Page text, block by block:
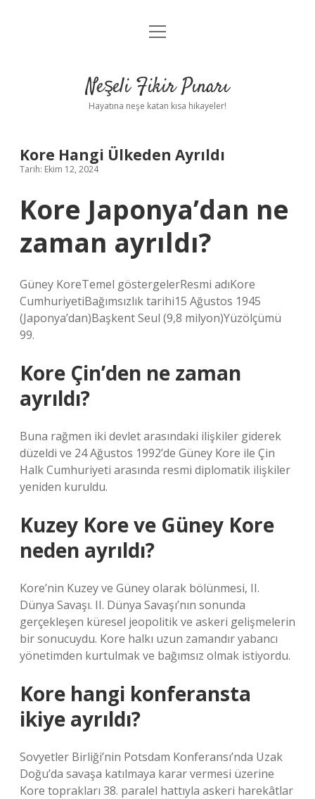
Anasayfa
Yasal Uyarı
menüyü
Neşeli Fikir Pınarı
Hayatına neşe katan kısa hikayeler!
Kore Hangi Ülkeden Ayrıldı
Tarih: Ekim 12, 2024
Kore Japonya’dan ne
zaman ayrıldı?
Güney KoreTemel göstergelerResmi adıKore
CumhuriyetiBağımsızlık tarihi15 Ağustos 1945
(Japonya’dan)Başkent Seul (9,8 milyon)Yüzölçümü
99.
Kore Çin’den ne zaman
ayrıldı?
Buna rağmen iki devlet arasındaki ilişkiler giderek
düzeldi ve 24 Ağustos 1992’de Güney Kore ile Çin
Halk Cumhuriyeti arasında resmi diplomatik ilişkiler
yeniden kuruldu.
Kuzey Kore ve Güney Kore
neden ayrıldı?
Kore’nin Kuzey ve Güney olarak bölünmesi, II.
Dünya Savaşı. II. Dünya Savaşı’nın sonunda
gerçekleşen küresel jeopolitik ve askeri gelişmelerin
bir sonucuydu. Kore halkı uzun zamandır yabancı
yönetimden kurtulmak ve bağımsız olmak istiyordu.
Kore hangi konferansta
ikiye ayrıldı?
Sovyetler Birliği’nin Potsdam Konferansı’nda Uzak
Doğu’da savaşa katılmaya karar vermesi üzerine
Kore toprakları 38. paralel hattıyla askeri harekâtlar